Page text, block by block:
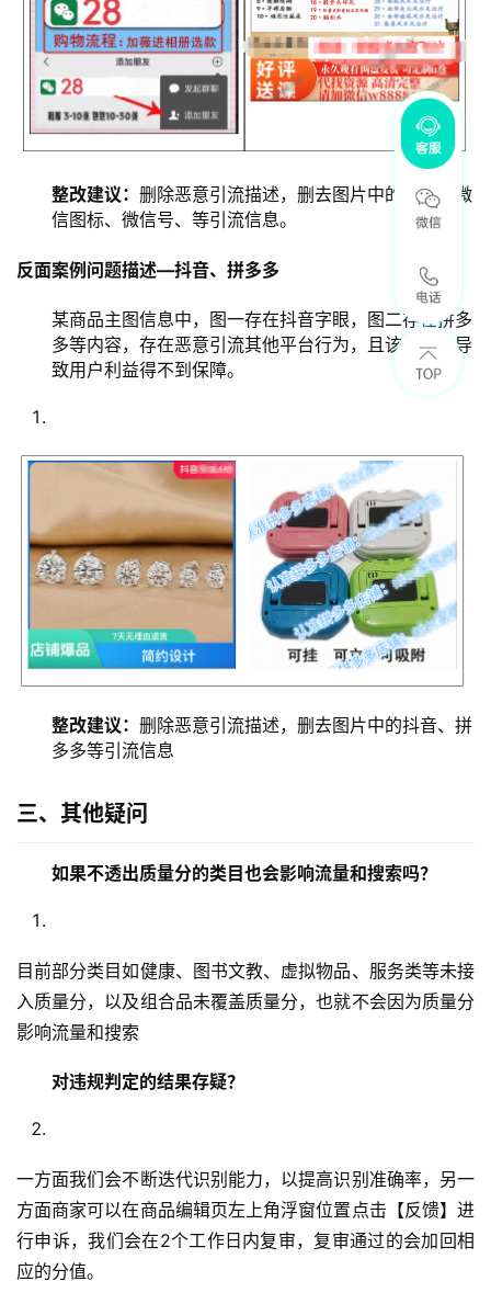
整改建议： 删除恶意引流描述，删去图片中的微信、微
信图标、微信号、等引流信息。
反面案例问题描述—抖音、拼多多
某商品主图信息中，图一存在抖音字眼，图二存在拼多
多等内容，存在恶意引流其他平台行为，且该行为会导
致用户利益得不到保障。
整改建议： 删除恶意引流描述，删去图片中的抖音、拼
多多等引流信息
三、其他疑问
如果不透出质量分的类目也会影响流量和搜索吗？
目前部分类目如健康、图书文教、虚拟物品、服务类等未接
入质量分，以及组合品未覆盖质量分，也就不会因为质量分
影响流量和搜索
对违规判定的结果存疑？
一方面我们会不断迭代识别能力，以提高识别准确率，另一
方面商家可以在商品编辑页左上角浮窗位置点击【反馈】进
行申诉，我们会在2个工作日内复审，复审通过的会加回相
应的分值。